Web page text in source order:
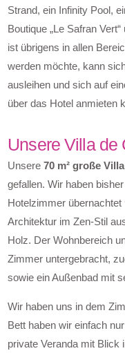
Strand, ein Infinity Pool,
Boutique „Le Safran
ist übrigens in allen
werden möchte, kann
ausleihen und sich auf
über das Hotel anmieten
Unsere Villa de
Unsere70 m² große
gefallen. Wir haben
Hotelzimmer
Architektur im Zen-Stil
Holz. Der Wohnbereich
Zimmer untergebracht,
sowie ein Außenbad mit
Wir haben uns in dem
Bett haben wir einfach
private Veranda mit Blick